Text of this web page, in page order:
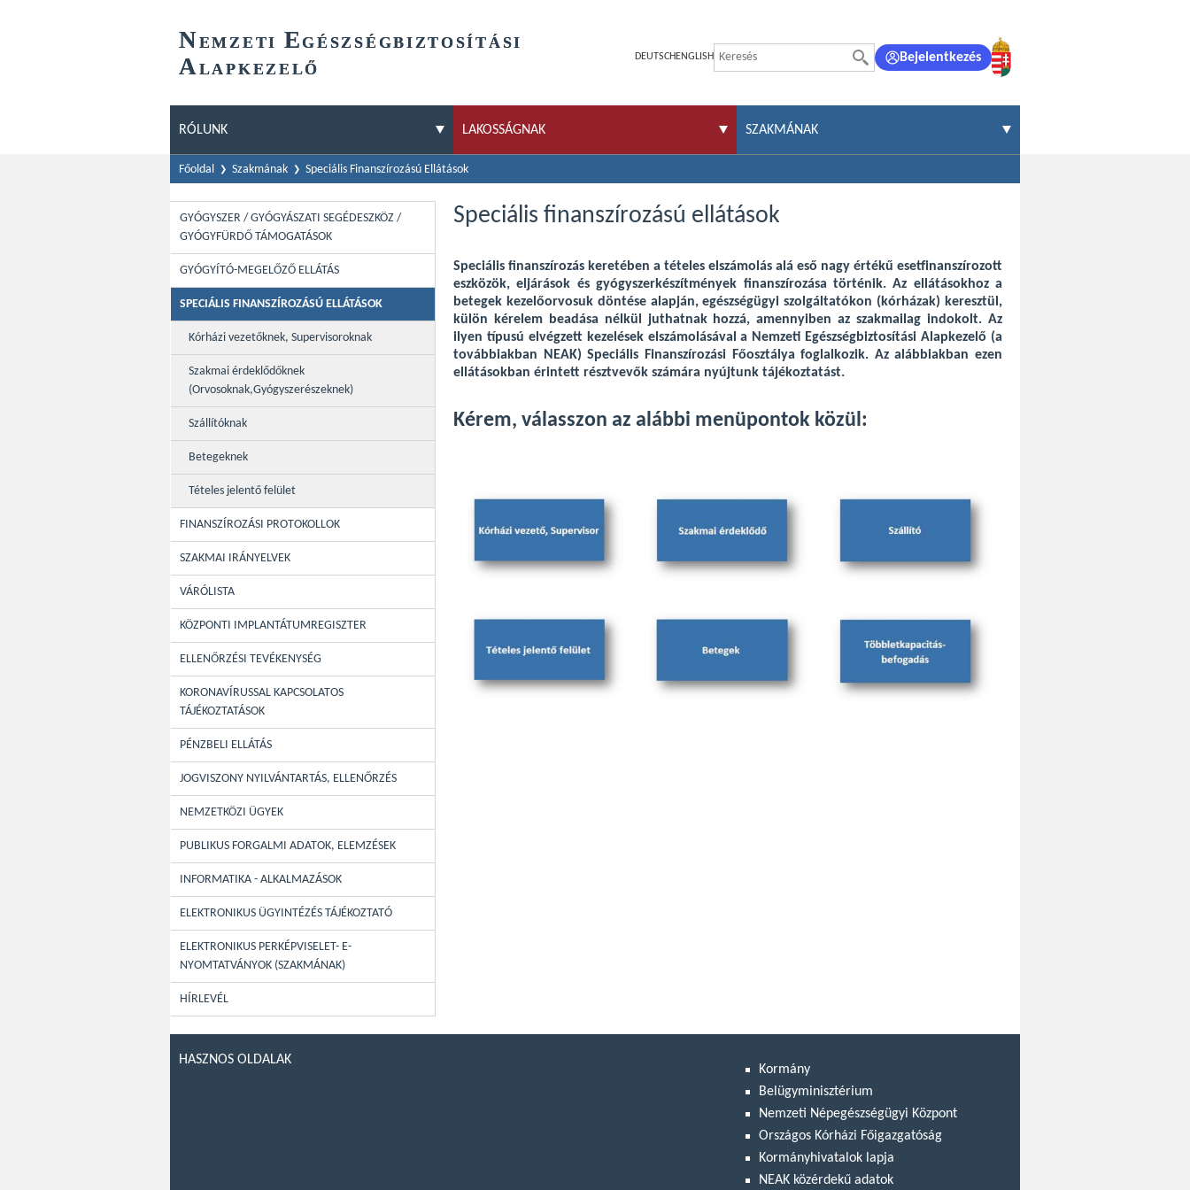
NEMZETI EGÉSZSÉGBIZTOSÍTÁSI
ALAPKEZELŐ
DEUTSCH ENGLISH Bejelentkezés
RÓLUNK LAKOSSÁGNAK SZAKMÁNAK
Főoldal Szakmának Speciális Finanszírozású Ellátások
GYÓGYSZER / GYÓGYÁSZATI SEGÉDESZKÖZ /
GYÓGYFÜRDŐ TÁMOGATÁSOK
GYÓGYÍTÓ-MEGELŐZŐ ELLÁTÁS
SPECIÁLIS FINANSZÍROZÁSÚ ELLÁTÁSOK
Kórházi vezetőknek, Supervisoroknak
Szakmai érdeklődőknek
(Orvosoknak,Gyógyszerészeknek)
Szállítóknak
Betegeknek
Tételes jelentő felület
FINANSZÍROZÁSI PROTOKOLLOK
SZAKMAI IRÁNYELVEK
VÁRÓLISTA
KÖZPONTI IMPLANTÁTUMREGISZTER
ELLENŐRZÉSI TEVÉKENYSÉG
KORONAVÍRUSSAL KAPCSOLATOS
TÁJÉKOZTATÁSOK
PÉNZBELI ELLÁTÁS
JOGVISZONY NYILVÁNTARTÁS, ELLENŐRZÉS
NEMZETKÖZI ÜGYEK
PUBLIKUS FORGALMI ADATOK, ELEMZÉSEK
INFORMATIKA - ALKALMAZÁSOK
ELEKTRONIKUS ÜGYINTÉZÉS TÁJÉKOZTATÓ
ELEKTRONIKUS PERKÉPVISELET- E-
NYOMTATVÁNYOK (SZAKMÁNAK)
HÍRLEVÉL
Speciális finanszírozású ellátások
Speciális finanszírozás keretében a tételes elszámolás alá eső nagy értékű esetfinanszírozott
eszközök, eljárások és gyógyszerkészítmények finanszírozása történik. Az ellátásokhoz a
betegek kezelőorvosuk döntése alapján, egészségügyi szolgáltatókon (kórházak) keresztül,
külön kérelem beadása nélkül juthatnak hozzá, amennyiben az szakmailag indokolt. Az
ilyen típusú elvégzett kezelések elszámolásával a Nemzeti Egészségbiztosítási Alapkezelő (a
továbbiakban NEAK) Speciális Finanszírozási Főosztálya foglalkozik. Az alábbiakban ezen
ellátásokban érintett résztvevők számára nyújtunk tájékoztatást.
Kérem, válasszon az alábbi menüpontok közül:
HASZNOS OLDALAK
Kormány
Belügyminisztérium
Nemzeti Népegészségügyi Központ
Országos Kórházi Főigazgatóság
Kormányhivatalok lapja
NEAK közérdekű adatok